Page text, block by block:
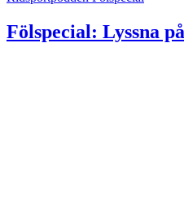
Fölspecial: Lyssna